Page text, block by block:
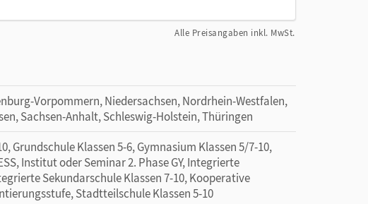
Alle Preisangaben inkl. MwSt.
Vorpommern, Niedersachsen, Nordrhein-Westfalen,
Sachsen-Anhalt, Schleswig-Holstein, Thüringen
Grundschule Klassen 5-6, Gymnasium Klassen 5/7-10,
Institut oder Seminar 2. Phase GY, Integrierte
Sekundarschule Klassen 7-10, Kooperative
Stadtteilschule Klassen 5-10